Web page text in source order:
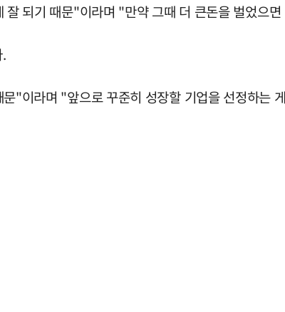
되기 때문"이라며 "만약 그때 더 큰돈을 벌었으
"이라며 "앞으로 꾸준히 성장할 기업을 선정하는